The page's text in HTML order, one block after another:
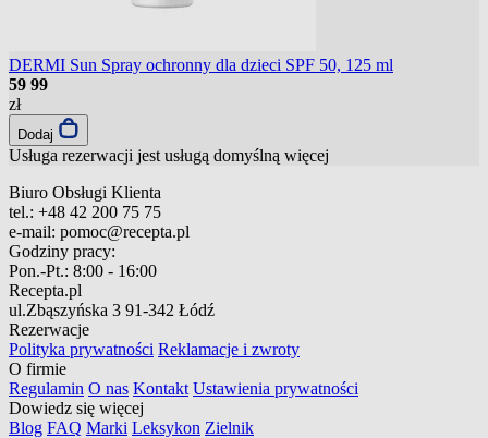
DERMI Sun Spray ochronny dla dzieci SPF 50, 125 ml
59 99
zł
Dodaj
Usługa rezerwacji jest usługą domyślną więcej
Biuro Obsługi Klienta
tel.: +48 42 200 75 75
e-mail: pomoc@recepta.pl
Godziny pracy:
Pon.-Pt.: 8:00 - 16:00
Recepta.pl
ul.Zbąszyńska 3 91-342 Łódź
Rezerwacje
Polityka prywatności Reklamacje i zwroty
O firmie
Regulamin O nas Kontakt Ustawienia prywatności
Dowiedz się więcej
Blog FAQ Marki Leksykon Zielnik